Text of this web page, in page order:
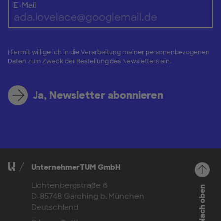
E-Mail
Hiermit willige ich in die Verarbeitung meiner personenbezogenen
Daten zum Zweck der Bestellung des Newsletters ein.
Ja, Newsletter abonnieren
UnternehmerTUM GmbH
Lichtenbergstraße 6
D-85748 Garching b. München
Deutschland
Nach oben